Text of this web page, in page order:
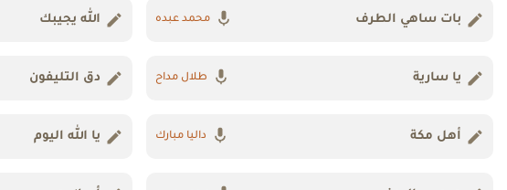
بات ساهي الطرف محمد عبده الله يجيبك
يا سارية طلال مداح دق التليفون
أهل مكة داليا مبارك يا الله اليوم